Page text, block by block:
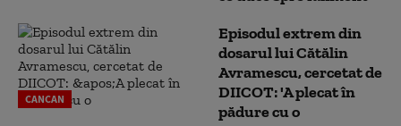
CANCAN
Episodul extrem din
dosarul lui Cătălin
Avramescu, cercetat de
DIICOT: 'A plecat în
pădure cu o